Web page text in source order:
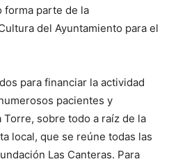
forma parte de la
del Ayuntamiento para el
para financiar la actividad
pacientes y
sobre todo a raíz de la
local, que se reúne todas las
Las Canteras. Para